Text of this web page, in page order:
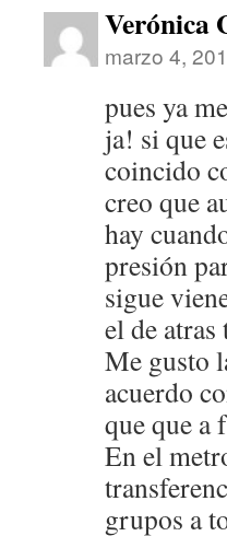
Verónica
marzo 4,
pues ya
ja! si que
coincido
creo que
hay
presión
sigue
el de
Me gusto
acuerdo
que que a
En el
grupos a